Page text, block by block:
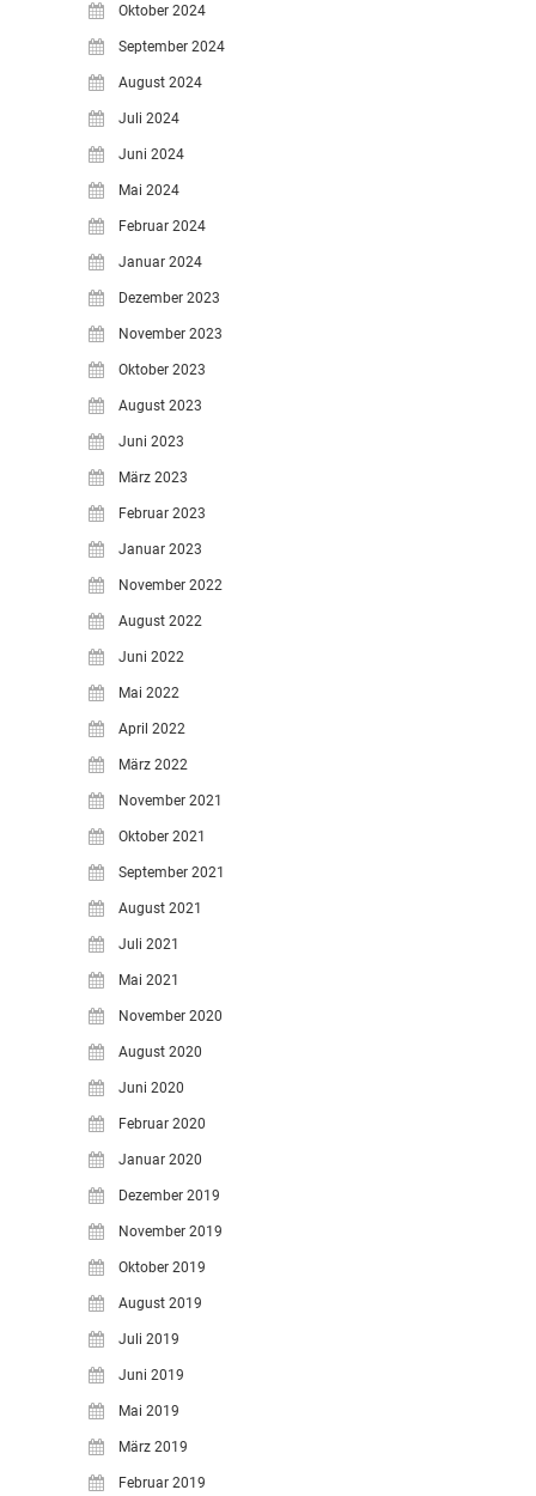
Oktober 2024
September 2024
August 2024
Juli 2024
Juni 2024
Mai 2024
Februar 2024
Januar 2024
Dezember 2023
November 2023
Oktober 2023
August 2023
Juni 2023
März 2023
Februar 2023
Januar 2023
November 2022
August 2022
Juni 2022
Mai 2022
April 2022
März 2022
November 2021
Oktober 2021
September 2021
August 2021
Juli 2021
Mai 2021
November 2020
August 2020
Juni 2020
Februar 2020
Januar 2020
Dezember 2019
November 2019
Oktober 2019
August 2019
Juli 2019
Juni 2019
Mai 2019
März 2019
Februar 2019